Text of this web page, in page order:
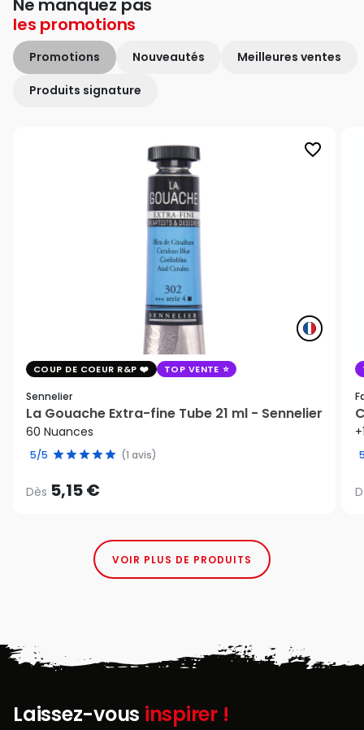
Ne manquez pas
les promotions
Promotions Nouveautés Meilleures ventes
Produits signature
favorite_border
COUP DE COEUR R&P TOP VENTE
Sennelier
La Gouache Extra-fine Tube 21 ml - Sennelier
60 Nuances
5/5 (1 avis)
Dès 5,15 €
VOIR PLUS DE PRODUITS
Laissez-vous inspirer !